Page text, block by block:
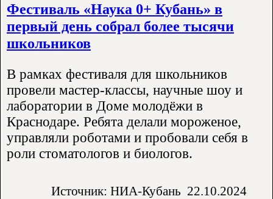
Фестиваль «Наука 0+ Кубань» в
первый день собрал более тысячи
школьников
В рамках фестиваля для школьников
провели мастер-классы, научные шоу и
лаборатории в Доме молодёжи в
Краснодаре. Ребята делали мороженое,
управляли роботами и пробовали себя в
роли стоматологов и биологов.
Источник: НИА-Кубань 22.10.2024